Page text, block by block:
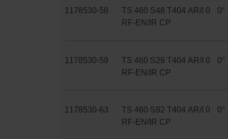
1178530-58
TS 460 S48 T404 AR/I 0
RF-EN/IR CP
0°
1178530-59
TS 460 S29 T404 AR/I 0
RF-EN/IR CP
0°
1178530-63
TS 460 S92 T404 AR/I 0
RF-EN/IR CP
0°